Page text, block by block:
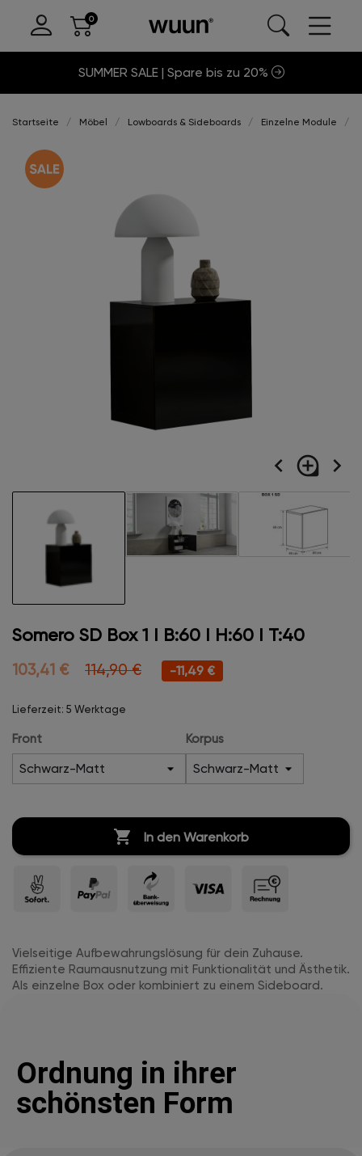
SUMMER SALE | Spare bis zu 20%
Startseite Möbel Lowboards & Sideboards Einzelne Module
navigate_before loupe navigate_next
Somero SD Box 1 I B:60 I H:60 I T:40
103,41 € 114,90 € -11,49 €
Lieferzeit: 5 Werktage
Front Korpus
 In den Warenkorb
Vielseitige Aufbewahrungslösung für dein Zuhause.
Effiziente Raumausnutzung mit Funktionalität und Ästhetik.
Als einzelne Box oder kombiniert zu einem Sideboard.
Ordnung in ihrer
schönsten Form